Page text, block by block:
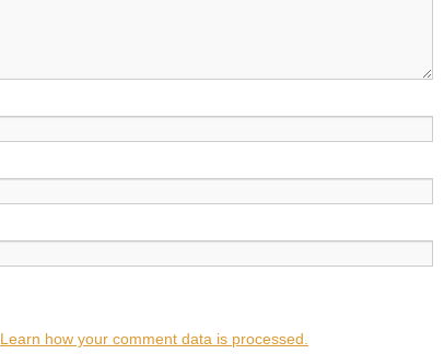
Learn how your comment data is processed.